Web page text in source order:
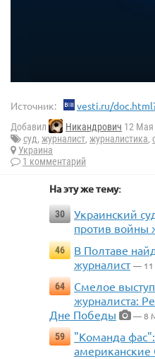
Источник: vesti.ru/
Добавил Никандрович 12 Мая
суд, журналист, журналистика,
Украина
1 комментарий
На эту же тему:
30
Украинский
против войны
46
В Полтаве
журналист — 11
64
Смелое
журналиста:
Дне Победы
— 8
59
"Команда